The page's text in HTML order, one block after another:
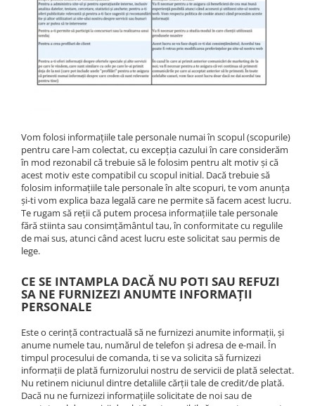
Vom folosi informațiile tale personale numai în scopul (scopurile)
pentru care l-am colectat, cu excepția cazului în care considerăm
în mod rezonabil că trebuie să le folosim pentru alt motiv și că
acest motiv este compatibil cu scopul initial. Dacă trebuie să
folosim informațiile tale personale în alte scopuri, te vom anunța
și-ti vom explica baza legală care ne permite să facem acest lucru.
Te rugam să reții că putem procesa informațiile tale personale
fără stiinta sau consimțământul tau, în conformitate cu regulile
de mai sus, atunci când acest lucru este solicitat sau permis de
lege.
CE SE INTAMPLA DACĂ NU POTI SAU REFUZI
SA NE FURNIZEZI ANUMTE INFORMAȚII
PERSONALE
Este o cerință contractuală să ne furnizezi anumite informații, și
anume numele tau, numărul de telefon și adresa de e-mail. În
timpul procesului de comanda, ti se va solicita să furnizezi
informații de plată furnizorului nostru de servicii de plată selectat.
Nu retinem niciunul dintre detaliile cărții tale de credit/de plată.
Dacă nu ne furnizezi informațiile solicitate de noi sau de